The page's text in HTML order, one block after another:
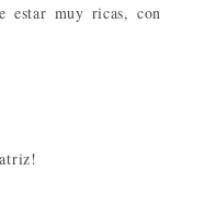
estar muy ricas, con